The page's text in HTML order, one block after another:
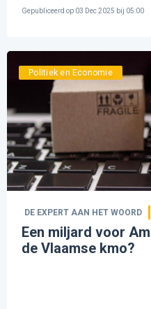
Gepubliceerd op 03 Dec 2025 bij 05:00
Politiek en Economie
DE EXPERT AAN HET WOORD
Een miljard voor
de Vlaamse kmo?